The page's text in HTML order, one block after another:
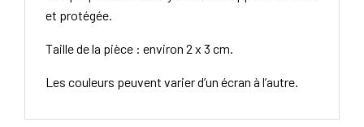
et protégée.
Taille de la pièce : environ 2 x 3 cm.
Les couleurs peuvent varier d’un écran à l’autre.